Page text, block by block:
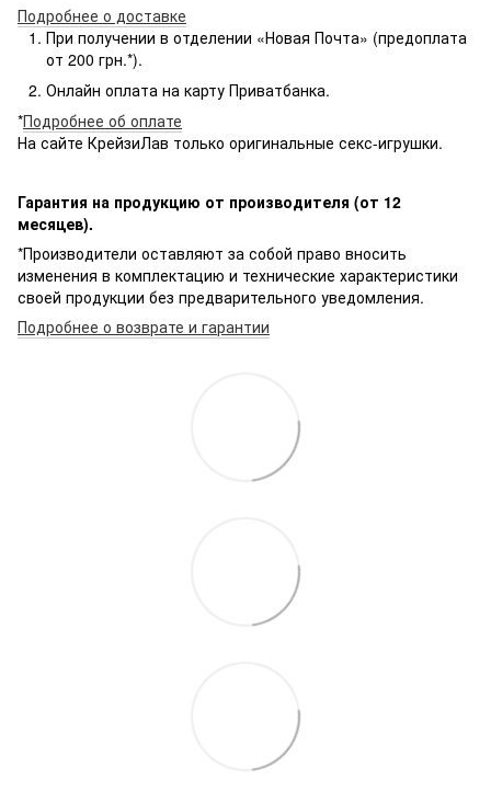
Подробнее о доставке
При получении в отделении «Новая Почта» (предоплата
от 200 грн.*).
Онлайн оплата на карту Приватбанка.
*Подробнее об оплате
На сайте КрейзиЛав только оригинальные секс-игрушки.
Гарантия на продукцию от производителя (от 12
месяцев).
*Производители оставляют за собой право вносить
изменения в комплектацию и технические характеристики
своей продукции без предварительного уведомления.
Подробнее о возврате и гарантии